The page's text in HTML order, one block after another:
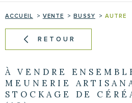
ACCUEIL VENTE BUSSY AUTRE
RETOUR
À VENDRE
MEUNERIE
STOCKAGE DE